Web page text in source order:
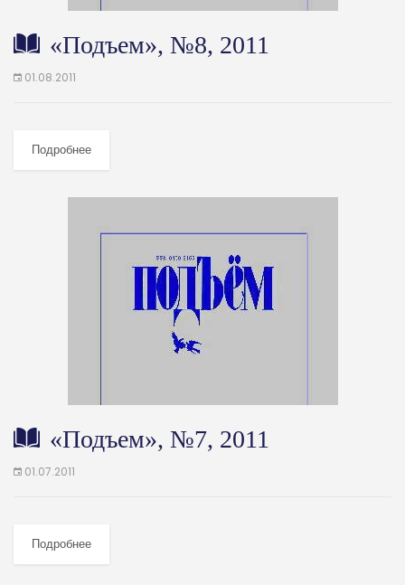
«Подъем», №8, 2011
01.08.2011
Подробнее
«Подъем», №7, 2011
01.07.2011
Подробнее